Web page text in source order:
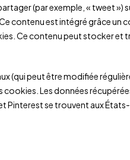
(par exemple, « tweet »)
contenu est intégré grâce un
Ce contenu peut stocker et
(qui peut être modifiée
cookies. Les données
Pinterest se trouvent aux États-